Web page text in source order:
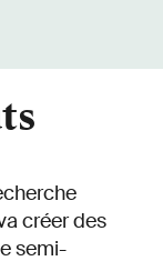
créer des
semi-